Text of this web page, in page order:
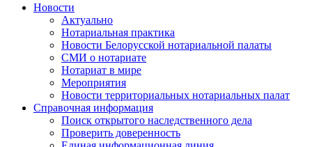
Новости
Актуально
Нотариальная практика
Новости Белорусской нотариальной палаты
СМИ о нотариате
Нотариат в мире
Мероприятия
Новости территориальных нотариальных палат
Справочная информация
Поиск открытого наследственного дела
Проверить доверенность